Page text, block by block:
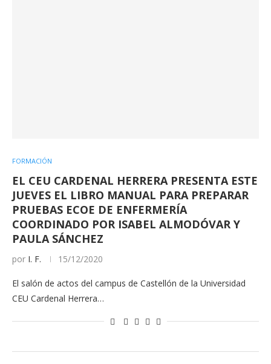
FORMACIÓN
EL CEU CARDENAL HERRERA PRESENTA ESTE
JUEVES EL LIBRO MANUAL PARA PREPARAR
PRUEBAS ECOE DE ENFERMERÍA
COORDINADO POR ISABEL ALMODÓVAR Y
PAULA SÁNCHEZ
por I. F. 15/12/2020
El salón de actos del campus de Castellón de la Universidad
CEU Cardenal Herrera…